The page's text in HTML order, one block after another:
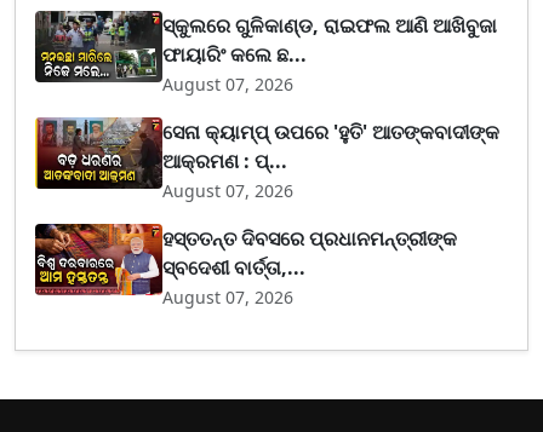
ସ୍କୁଲରେ ଗୁଳିକାଣ୍ଡ, ରାଇଫଲ ଆଣି ଆଖିବୁଜା
ଫାୟାରିଂ କଲେ ଛ...
August 07, 2026
ସେନା କ୍ୟାମ୍ପ୍ ଉପରେ 'ହୁତି' ଆତଙ୍କବାଦୀଙ୍କ
ଆକ୍ରମଣ : ପ୍...
August 07, 2026
ହସ୍ତତନ୍ତ ଦିବସରେ ପ୍ରଧାନମନ୍ତ୍ରୀଙ୍କ
ସ୍ବଦେଶୀ ବାର୍ତ୍ତା,...
August 07, 2026